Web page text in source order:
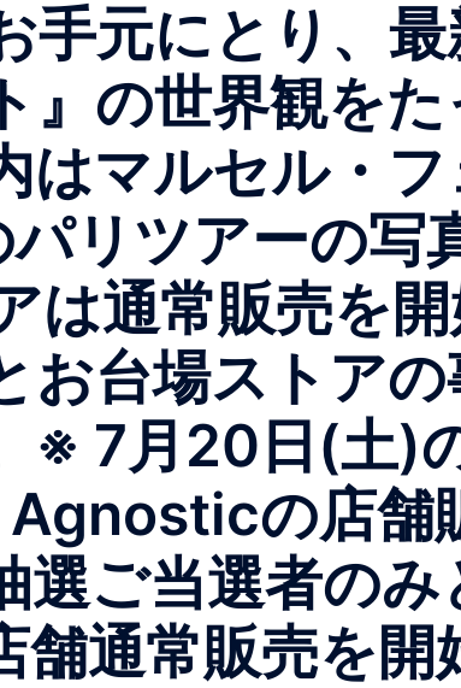
手元にとり、
』の世界観を
はマルセル・フ
リツアーの写
は通常販売を
お台場ストア
※ 7月20日(土)
の店舗
選ご当選者の
通常販売を開